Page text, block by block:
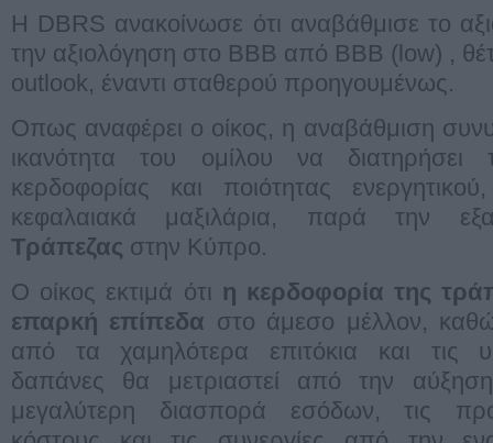
Η DBRS ανακοίνωσε ότι αναβάθμισε το
την αξιολόγηση στο ΒΒΒ από ΒΒΒ (low) ,
outlook, έναντι σταθερού προηγουμένως.
Οπως αναφέρει ο οίκος, η αναβάθμιση
ικανότητα του ομίλου να διατηρήσει
κερδοφορίας και ποιότητας
κεφαλαιακά μαξιλάρια, παρά την
Τράπεζας στην Κύπρο.
Ο οίκος εκτιμά ότι η κερδοφορία της
επαρκή επίπεδα στο άμεσο μέλλον,
από τα χαμηλότερα επιτόκια και τις
δαπάνες θα μετριαστεί από την
μεγαλύτερη διασπορά εσόδων, τις